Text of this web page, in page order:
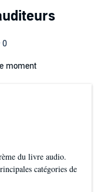
moment
du livre audio.
catégories de